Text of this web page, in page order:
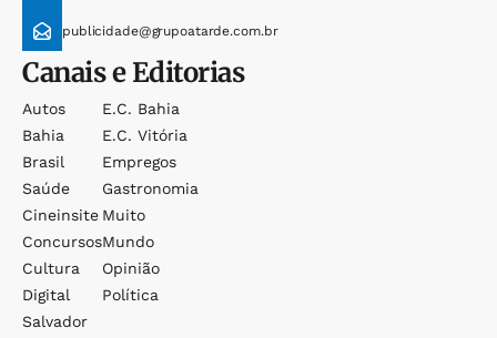
publicidade@grupoatarde.com.br
Canais e Editorias
Autos
Bahia
Brasil
Saúde
Cineinsite
Concursos
Cultura
Digital
Salvador
E.c. Bahia
E.c. Vitória
Empregos
Gastronomia
Muito
Mundo
Opinião
Política